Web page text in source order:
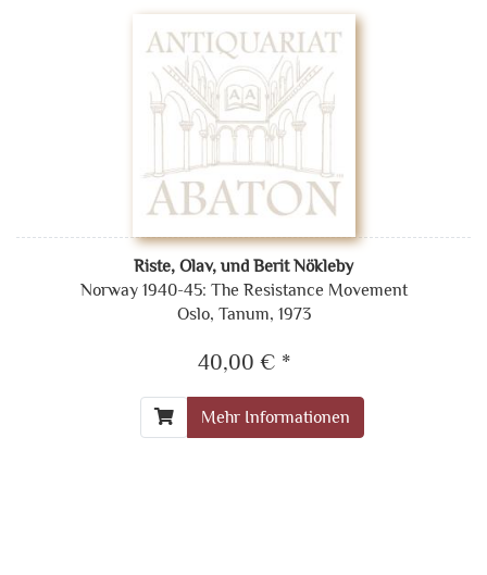
Riste, Olav, und Berit Nökleby
Norway 1940-45: The Resistance Movement
Oslo, Tanum, 1973
40,00 € *
Mehr Informationen